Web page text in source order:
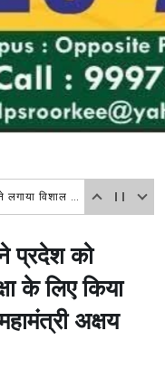
श्रावण माह में हिंदू सुरक्षा सेवा संघ रायवाला मंडल ने लगाया विशाल भंडारा, चिकित्सा शिविर में भी लोगों ने उठाया लाभ
प्रदेश को
के लिए किया
अक्षय